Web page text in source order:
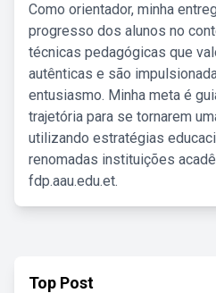
Como orientador, minha
progresso dos alunos no
técnicas pedagógicas que
autênticas e são
entusiasmo. Minha meta é
trajetória para se tornarem
utilizando estratégias
renomadas instituições
fdp.aau.edu.et.
Top Post